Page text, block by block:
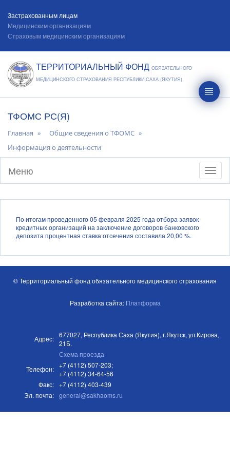
Застрахованным лицам
Медицинским организациям
Страховым медицинским организациям
ТЕРРИТОРИАЛЬНЫЙ ФОНД ОБЯЗАТЕЛЬНОГО
МЕДИЦИНСКОГО СТРАХОВАНИЯ РЕСПУБЛИКИ САХА (ЯКУТИЯ)
ТФОМС РС(Я)
Главная
Общие сведения о ТФОМС
Информация о деятельности
Меню
По итогам проведенного 05 февраля 2025 года отбора заявок
кредитных организаций на заключение договоров банковского
депозита процентная ставка отсечения составила 20,00 %.
© Территориальный фонд обязательного медицинского страхования
Разработка сайта: Платформа
Адрес: 677027, Республика Саха (Якутия), г.Якутск, ул.Кирова,
21Б.
Схема проезда
Телефон: +7 (4112) 507-203;
+7 (4112) 34-64-56
Факс: +7 (4112) 403-439
Эл. почта: general@sakhaoms.ru